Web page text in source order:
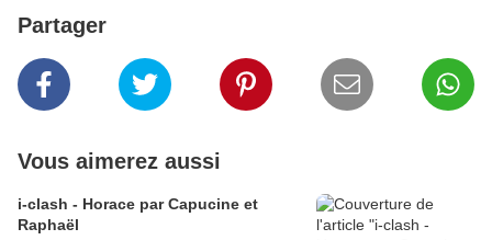
Partager
Vous aimerez aussi
i-clash - Horace par Capucine et
Raphaël